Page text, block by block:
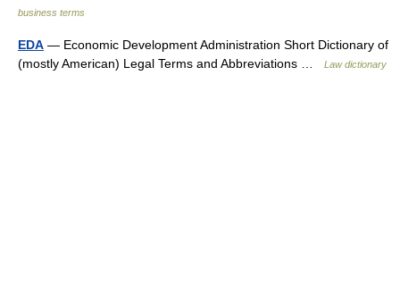
business terms
EDA — Economic Development Administration Short Dictionary of
(mostly American) Legal Terms and Abbreviations …
Law dictionary